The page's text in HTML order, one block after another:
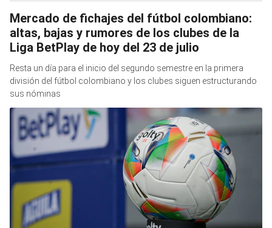
Mercado de fichajes del fútbol colombiano:
altas, bajas y rumores de los clubes de la
Liga BetPlay de hoy del 23 de julio
Resta un día para el inicio del segundo semestre en la primera
división del fútbol colombiano y los clubes siguen estructurando
sus nóminas